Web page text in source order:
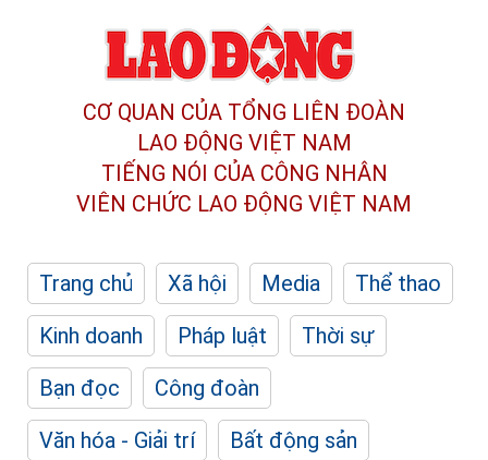
CƠ QUAN CỦA TỔNG LIÊN ĐOÀN
LAO ĐỘNG VIỆT NAM
TIẾNG NÓI CỦA CÔNG NHÂN
VIÊN CHỨC LAO ĐỘNG VIỆT NAM
Trang chủ Xã hội Media
Thể thao
Kinh doanh
Pháp luật
Thời sự
Bạn đọc
Công đoàn
Văn hóa - Giải trí
Bất động sản